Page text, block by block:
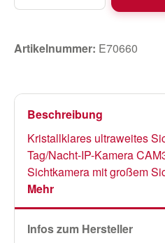
Artikelnummer: E70660
Beschreibung
Kristallklares ultraweites
Tag/Nacht-IP-Kamera
Sichtkamera mit großem
Mehr
Infos zum Hersteller